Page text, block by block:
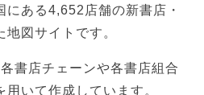
ある4,652店舗の新書店・
図サイトです。
書店チェーンや各書店組合
いて作成しています。